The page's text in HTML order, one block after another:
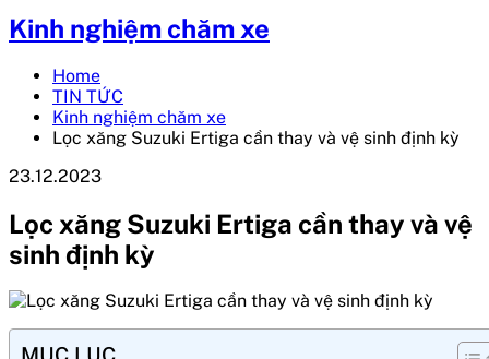
Kinh nghiệm chăm xe
Home
TIN TỨC
Kinh nghiệm chăm xe
Lọc xăng Suzuki Ertiga cần thay và vệ sinh định kỳ
23.12.2023
Lọc xăng Suzuki Ertiga cần thay và vệ
sinh định kỳ